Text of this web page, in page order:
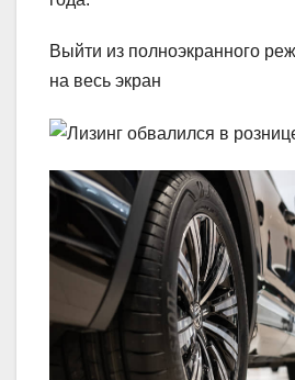
Выйти из полноэкранного
на весь экран